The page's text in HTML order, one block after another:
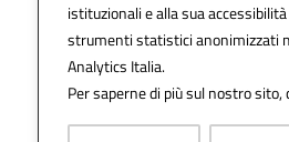
istituzionali e alla sua
strumenti statistici anonimizzati
Analytics Italia.
Per saperne di più sul nostro